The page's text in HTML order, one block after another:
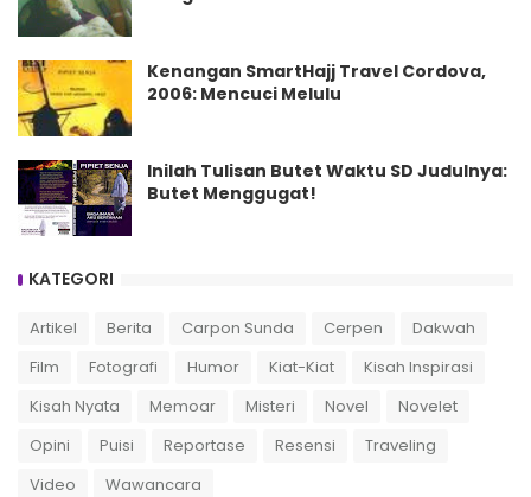
Kenangan SmartHajj Travel Cordova,
2006: Mencuci Melulu
Inilah Tulisan Butet Waktu SD Judulnya:
Butet Menggugat!
KATEGORI
Artikel Berita Carpon Sunda Cerpen
Dakwah
Film
Fotografi Humor Kiat-Kiat
Kisah Inspirasi
Kisah Nyata
Memoar Misteri Novel
Novelet
Opini
Puisi Reportase Resensi
Traveling
Video
Wawancara